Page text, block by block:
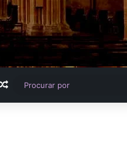
Artigo aleatório